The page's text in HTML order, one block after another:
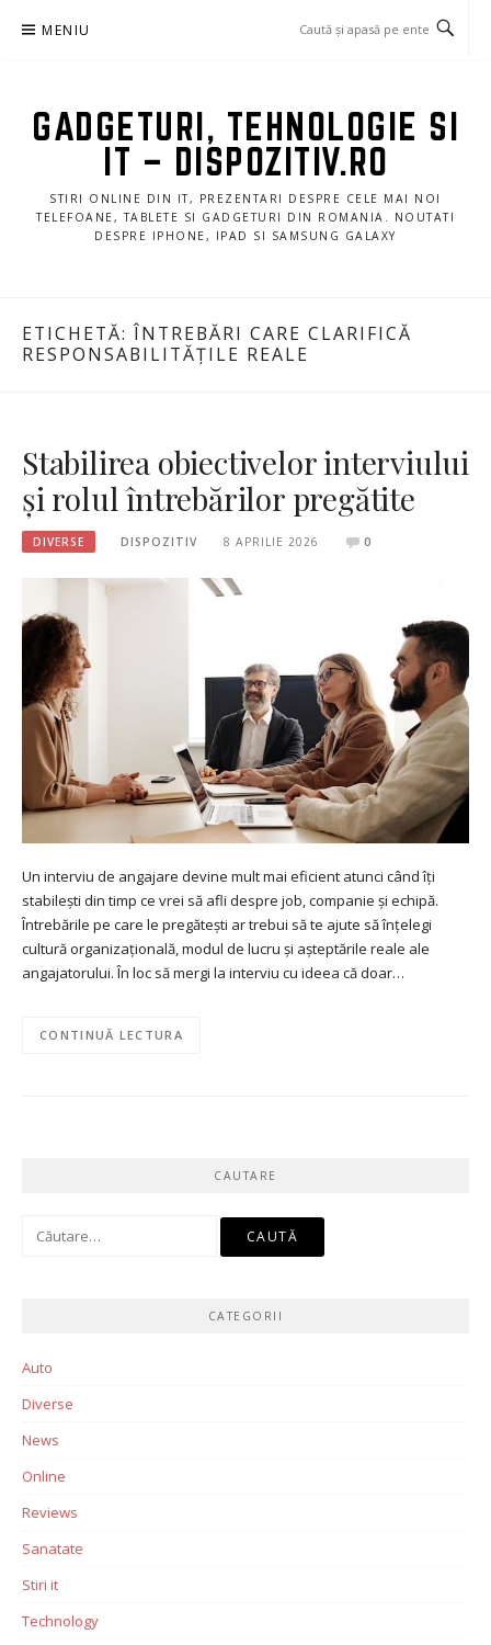
MENIU
GADGETURI, TEHNOLOGIE SI
IT – DISPOZITIV.RO
STIRI ONLINE DIN IT, PREZENTARI DESPRE CELE MAI NOI
TELEFOANE, TABLETE SI GADGETURI DIN ROMANIA. NOUTATI
DESPRE IPHONE, IPAD SI SAMSUNG GALAXY
ETICHETĂ: ÎNTREBĂRI CARE CLARIFICĂ
RESPONSABILITĂȚILE REALE
Stabilirea obiectivelor interviului
și rolul întrebărilor pregătite
DIVERSE DISPOZITIV 8 APRILIE 2026 0
Un interviu de angajare devine mult mai eficient atunci când îți
stabilești din timp ce vrei să afli despre job, companie și echipă.
Întrebările pe care le pregătești ar trebui să te ajute să înțelegi
cultură organizațională, modul de lucru și așteptările reale ale
angajatorului. În loc să mergi la interviu cu ideea că doar…
CONTINUĂ LECTURA
CAUTARE
Caută
CATEGORII
Auto
Diverse
News
Online
Reviews
Sanatate
Stiri it
Technology